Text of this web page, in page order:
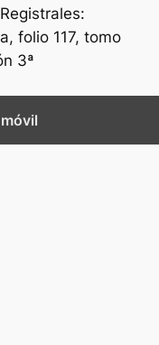
folio 117, tomo
3ª